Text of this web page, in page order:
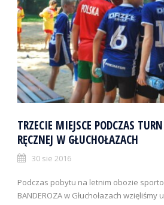
TRZECIE MIEJSCE PODCZAS
RĘCZNEJ W GŁUCHOŁAZACH
30 sie 2016
Podczas pobytu na letnim obozie
BANDEROZA w Głuchołazach